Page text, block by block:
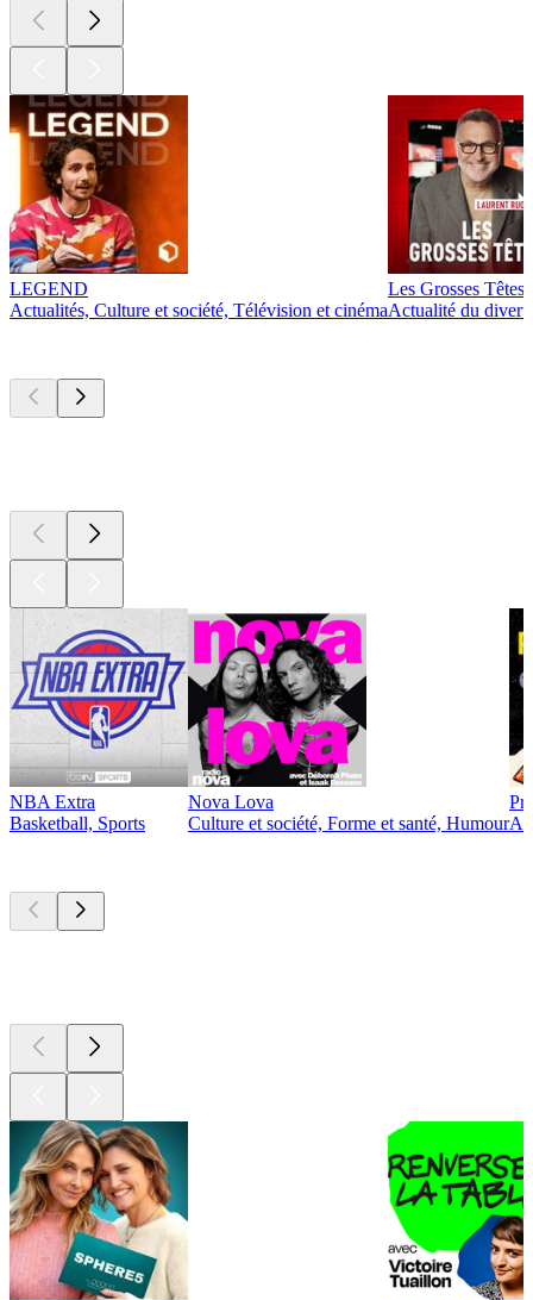
LEGEND
Actualités, Culture et société, Télévision et cinéma
Les Grosses Têtes
Actualité du
NBA Extra
Basketball, Sports
Nova Lova
Culture et société, Forme et santé, Humour